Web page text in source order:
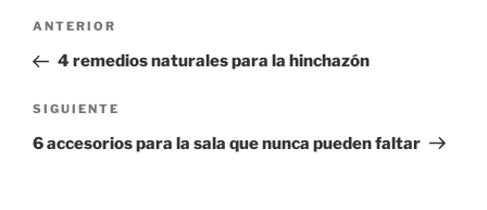
Navegación
entradas
Entrada
anterior:
ANTERIOR
4 remedios naturales para la hinchazón
Siguiente
entrada
SIGUIENTE
6 accesorios para la sala que nunca pueden faltar